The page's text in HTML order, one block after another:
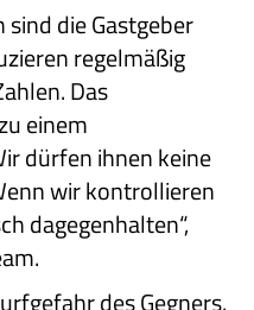
die Gastgeber
regelmäßig
Das
einem
dürfen ihnen keine
wir kontrollieren
dagegenhalten“,
des Gegners.